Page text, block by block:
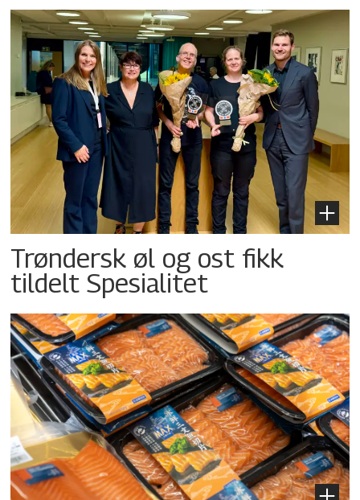
Trøndersk øl og ost fikk
tildelt Spesialitet